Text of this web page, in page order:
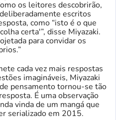
os leitores descobrirão,
escritos
como “isto é o que
certa'”, disse Miyazaki.
para convidar os
cada vez mais respostas
imagináveis, Miyazaki
pensamento tornou-se tão
É uma observação
vinda de um mangá que
serializado em 2015.